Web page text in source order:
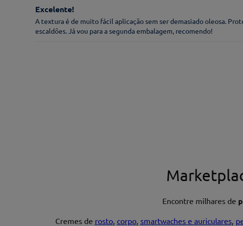
Escreva uma avaliação*
Excelente!
A textura é de muito fácil aplicação sem ser demasiado oleosa.
escaldões. Já vou para a segunda embalagem, recomendo!
Encontre milhares de
Cremes de rosto, corpo, smartwaches e auriculares,